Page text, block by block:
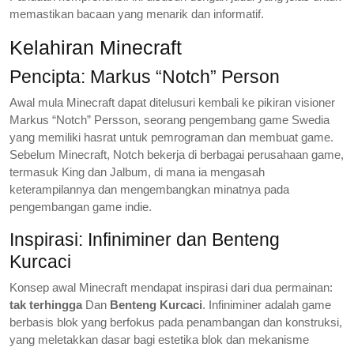
memastikan bacaan yang menarik dan informatif.
Kelahiran Minecraft
Pencipta: Markus “Notch” Person
Awal mula Minecraft dapat ditelusuri kembali ke pikiran visioner
Markus “Notch” Persson, seorang pengembang game Swedia
yang memiliki hasrat untuk pemrograman dan membuat game.
Sebelum Minecraft, Notch bekerja di berbagai perusahaan game,
termasuk King dan Jalbum, di mana ia mengasah
keterampilannya dan mengembangkan minatnya pada
pengembangan game indie.
Inspirasi: Infiniminer dan Benteng
Kurcaci
Konsep awal Minecraft mendapat inspirasi dari dua permainan:
tak terhingga Dan Benteng Kurcaci. Infiniminer adalah game
berbasis blok yang berfokus pada penambangan dan konstruksi,
yang meletakkan dasar bagi estetika blok dan mekanisme